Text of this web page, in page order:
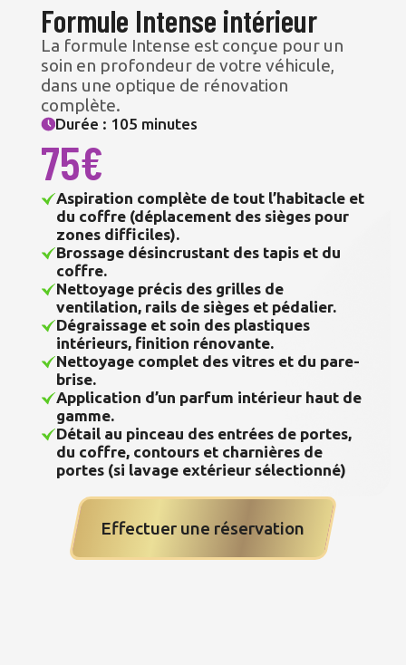
Formule Intense intérieur
La formule Intense est conçue pour un
soin en profondeur de votre véhicule,
dans une optique de rénovation
complète.
Durée : 105 minutes
75€
Aspiration complète de tout l’habitacle et
du coffre (déplacement des sièges pour
zones difficiles).
Brossage désincrustant des tapis et du
coffre.
Nettoyage précis des grilles de
ventilation, rails de sièges et pédalier.
Dégraissage et soin des plastiques
intérieurs, finition rénovante.
Nettoyage complet des vitres et du pare-
brise.
Application d’un parfum intérieur haut de
gamme.
Détail au pinceau des entrées de portes,
du coffre, contours et charnières de
portes (si lavage extérieur sélectionné)
Effectuer une réservation